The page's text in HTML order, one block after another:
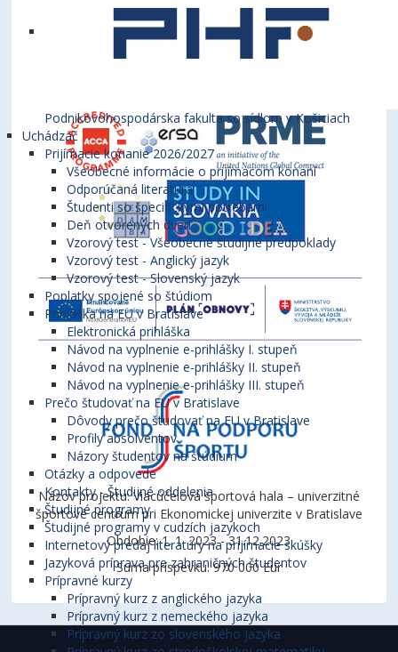
Podnikovohospodárska fakulta so sídlom v Košiciach
Uchádzač
Prijímacie konanie 2026/2027
Všeobecné informácie o prijímacom konaní
Odporúčaná literatúra
Študenti so špecifickými potrebami
Deň otvorených dverí
Vzorový test - Všeobecné študijné predpoklady
Vzorový test - Anglický jazyk
Vzorový test - Slovenský jazyk
Poplatky spojené so štúdiom
Prihláška na EU v Bratislave
Elektronická prihláška
Návod na vyplnenie e-prihlášky I. stupeň
Návod na vyplnenie e-prihlášky II. stupeň
Návod na vyplnenie e-prihlášky III. stupeň
Prečo študovať na EU v Bratislave
Dôvody prečo študovať na EU v Bratislave
Profily absolventov
Názory študentov na štúdium
Otázky a odpovede
Kontakty - Študijné oddelenia
Študijné programy
Študijné programy v cudzích jazykoch
Internetový predaj literatúry na prijímacie skúšky
Jazyková príprava pre zahraničných študentov
Prípravné kurzy
Prípravný kurz z anglického jazyka
Prípravný kurz z nemeckého jazyka
Prípravný kurz zo slovenského jazyka
Názov projektu: Viacúčelová športová hala – univerzitné
športové centrum pri Ekonomickej univerzite v Bratislave
Obdobie: 1. 1. 2023 - 31.12.2023
Suma príspevku: 970 000 Eur